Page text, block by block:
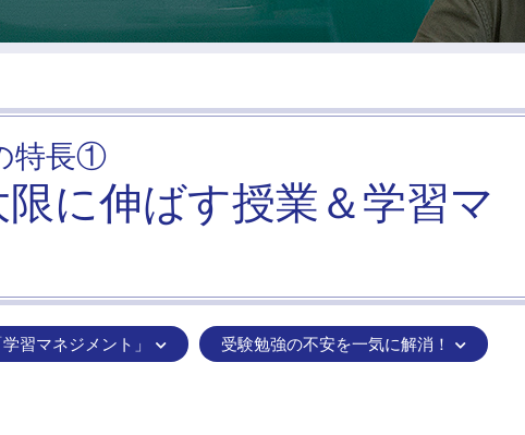
特長①
に伸ばす授業＆学習マ
学習マネジメント」 受験勉強の不安を一気に解消！